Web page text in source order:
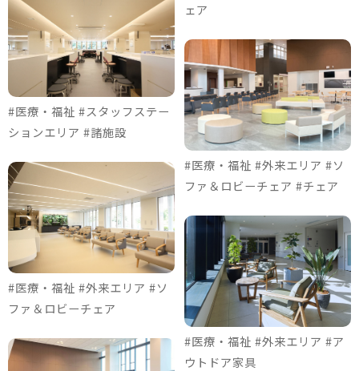
#医療・福祉 #スタッフステー
ションエリア #諸施設
#医療・福祉 #外来エリア #ソ
ファ＆ロビーチェア
ェア
#医療・福祉 #外来エリア #ソ
ファ＆ロビーチェア #チェア
#医療・福祉 #外来エリア #ア
ウトドア家具